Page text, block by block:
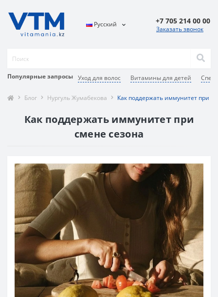
Популярные запросы Уход для волос Витамины для детей
Русский +7 705 214 00 00
Заказать звонок
Блог Нургуль Жумабекова Как поддержать иммунитет при
Как поддержать иммунитет при
смене сезона